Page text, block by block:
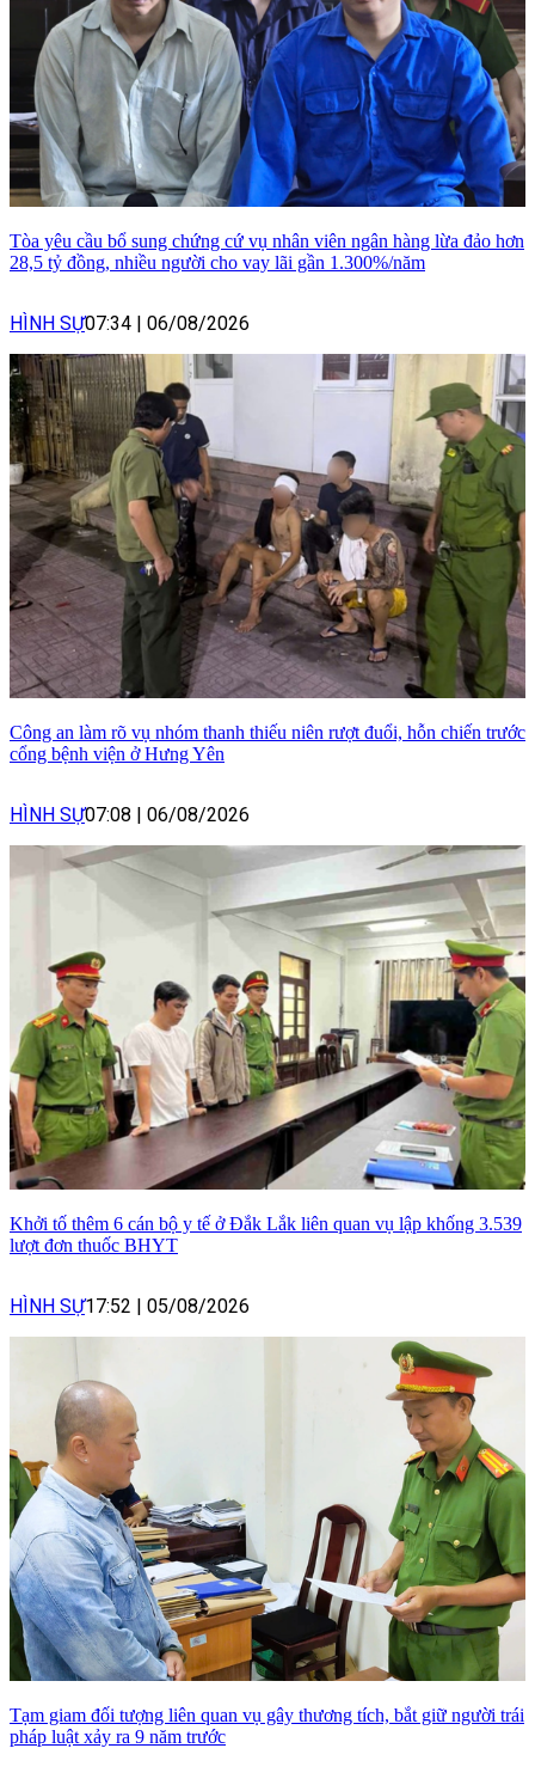
Tòa yêu cầu bổ sung chứng cứ vụ nhân viên ngân hàng lừa đảo hơn
28,5 tỷ đồng, nhiều người cho vay lãi gần 1.300%/năm
HÌNH SỰ07:34 06/08/2026
Công an làm rõ vụ nhóm thanh thiếu niên rượt đuổi, hỗn chiến trước
cổng bệnh viện ở Hưng Yên
HÌNH SỰ07:08 06/08/2026
Khởi tố thêm 6 cán bộ y tế ở Đắk Lắk liên quan vụ lập khống 3.539
lượt đơn thuốc BHYT
HÌNH SỰ17:52 05/08/2026
Tạm giam đối tượng liên quan vụ gây thương tích, bắt giữ người trái
pháp luật xảy ra 9 năm trước